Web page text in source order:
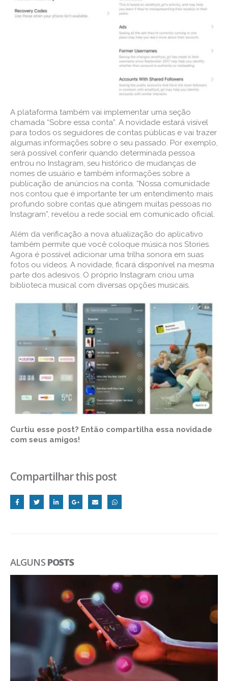
A plataforma também vai implementar uma seção
chamada “Sobre essa conta”. A novidade estará visível
para todos os seguidores de contas públicas e vai trazer
algumas informações sobre o seu passado. Por exemplo,
será possível conferir quando determinada pessoa
entrou no Instagram, seu histórico de mudanças de
nomes de usuário e também informações sobre a
publicação de anúncios na conta. “Nossa comunidade
nos contou que é importante ter um entendimento mais
profundo sobre contas que atingem muitas pessoas no
Instagram”, revelou a rede social em comunicado oficial.
Além da verificação a nova atualização do aplicativo
também permite que você coloque música nos Stories.
Agora é possível adicionar uma trilha sonora em suas
fotos ou vídeos. A novidade, ficará disponível na mesma
parte dos adesivos. O próprio Instagram criou uma
biblioteca musical com diversas opções musicais.
Curtiu esse post? Então compartilha essa novidade
com seus amigos!
Compartilhar this post
ALGUNS POSTS